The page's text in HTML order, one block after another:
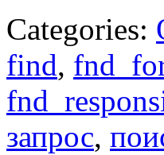
Categories:
find,
запрос,